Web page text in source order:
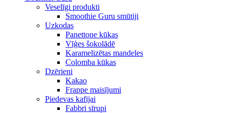
Veselīgi produkti
Smoothie Guru smūtiji
Uzkodas
Panettone kūkas
Vīģes šokolādē
Karamelizētas mandeles
Colomba kūkas
Dzērieni
Kakao
Frappe maisījumi
Piedevas kafijai
Fabbri sīrupi